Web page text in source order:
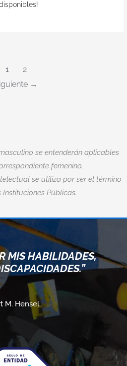
1
2
se entenderán aplicables
femenino.
se utiliza por ser el término
Instituciones Públicas.
ACEPTAMOS
LÍMITES, VAMOS MÁS
ELLOS.”
Albert Einstein